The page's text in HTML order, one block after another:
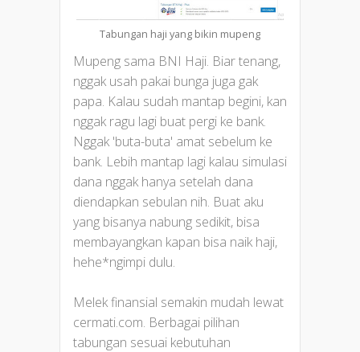
Tabungan haji yang bikin mupeng
Mupeng sama BNI Haji. Biar tenang,
nggak usah pakai bunga juga gak
papa. Kalau sudah mantap begini, kan
nggak ragu lagi buat pergi ke bank.
Nggak 'buta-buta' amat sebelum ke
bank. Lebih mantap lagi kalau simulasi
dana nggak hanya setelah dana
diendapkan sebulan nih. Buat aku
yang bisanya nabung sedikit, bisa
membayangkan kapan bisa naik haji,
hehe*ngimpi dulu.
Melek finansial semakin mudah lewat
cermati.com. Berbagai pilihan
tabungan sesuai kebutuhan